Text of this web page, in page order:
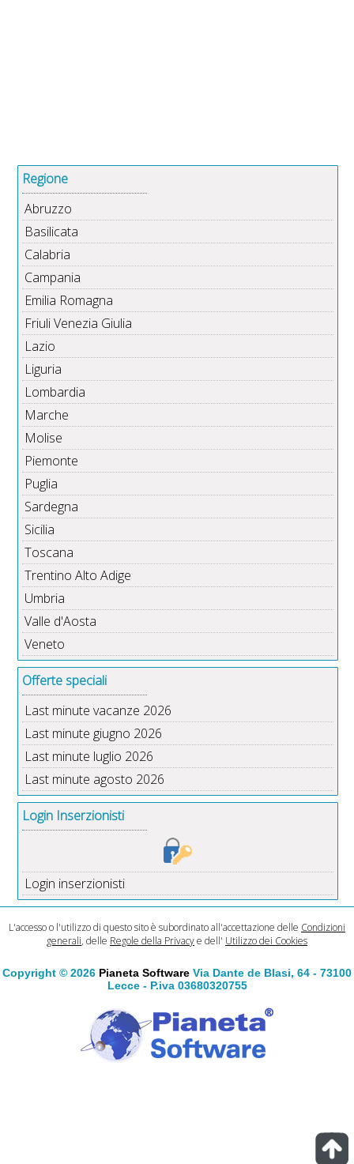
Regione
Abruzzo
Basilicata
Calabria
Campania
Emilia Romagna
Friuli Venezia Giulia
Lazio
Liguria
Lombardia
Marche
Molise
Piemonte
Puglia
Sardegna
Sicilia
Toscana
Trentino Alto Adige
Umbria
Valle d'Aosta
Veneto
Offerte speciali
Last minute vacanze 2026
Last minute giugno 2026
Last minute luglio 2026
Last minute agosto 2026
Login Inserzionisti
Login inserzionisti
L'accesso o l'utilizzo di questo sito è subordinato all'accettazione delle Condizioni
generali, delle Regole della Privacye dell' Utilizzo dei Cookies
Copyright © 2026 Pianeta Software Via Dante de Blasi, 64 - 73100
Lecce - P.iva 03680320755